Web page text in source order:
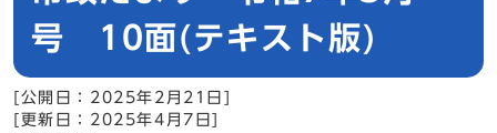
号 10面(テキスト版)
[公開日：2025年2月21日]
[更新日：2025年4月7日]